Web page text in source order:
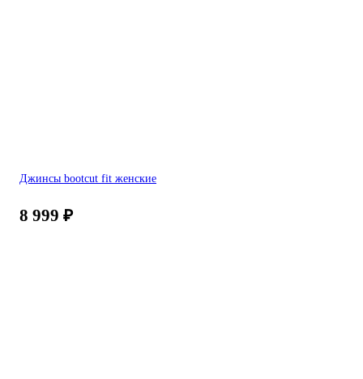
Джинсы bootcut fit женские
8 999 ₽